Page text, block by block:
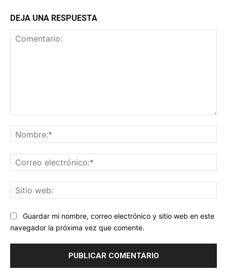
DEJA UNA RESPUESTA
Guardar mi nombre, correo electrónico y sitio web en este
navegador la próxima vez que comente.